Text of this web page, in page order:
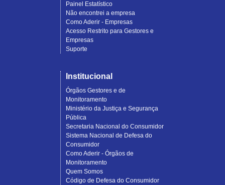
Painel Estatístico
Não encontrei a empresa
Como Aderir - Empresas
Acesso Restrito para Gestores e
Empresas
Suporte
Institucional
Órgãos Gestores e de
Monitoramento
Ministério da Justiça e Segurança
Pública
Secretaria Nacional do Consumidor
Sistema Nacional de Defesa do
Consumidor
Como Aderir - Órgãos de
Monitoramento
Quem Somos
Código de Defesa do Consumidor